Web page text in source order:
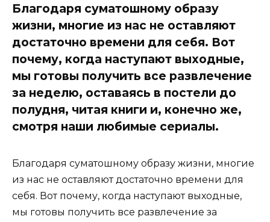
Благодаря суматошному образу
жизни, многие из нас не оставляют
достаточно времени для себя. Вот
почему, когда наступают выходные,
мы готовы получить все развлечение
за неделю, оставаясь в постели до
полудня, читая книги и, конечно же,
смотря наши любимые сериалы.
Благодаря суматошному образу жизни, многие
из нас не оставляют достаточно времени для
себя. Вот почему, когда наступают выходные,
мы готовы получить все развлечение за